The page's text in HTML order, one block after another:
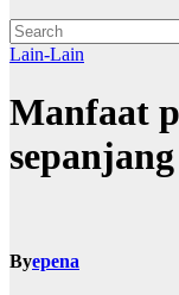
Lain-Lain
Manfaat
Byepena